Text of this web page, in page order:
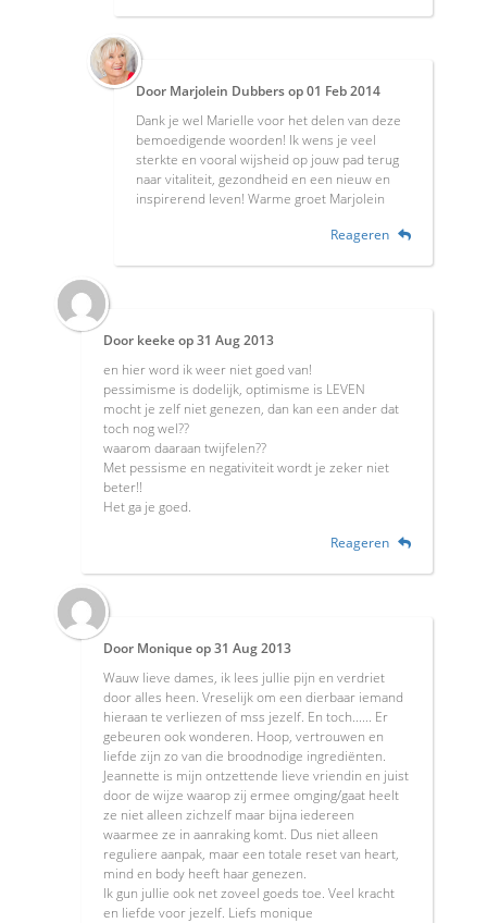
Door Marjolein Dubbersop01 Feb 2014
Dank je wel Marielle voor het delen van deze
bemoedigende woorden! Ik wens je veel
sterkte en vooral wijsheid op jouw pad terug
naar vitaliteit, gezondheid en een nieuw en
inspirerend leven! Warme groet Marjolein
Reageren
Door keekeop31 Aug 2013
en hier word ik weer niet goed van!
pessimisme is dodelijk, optimisme is LEVEN
mocht je zelf niet genezen, dan kan een ander dat
toch nog wel??
waarom daaraan twijfelen??
Met pessisme en negativiteit wordt je zeker niet
beter!!
Het ga je goed.
Reageren
Door Moniqueop31 Aug 2013
Wauw lieve dames, ik lees jullie pijn en verdriet
door alles heen. Vreselijk om een dierbaar iemand
hieraan te verliezen of mss jezelf. En toch...... Er
gebeuren ook wonderen. Hoop, vertrouwen en
liefde zijn zo van die broodnodige ingrediënten.
Jeannette is mijn ontzettende lieve vriendin en juist
door de wijze waarop zij ermee omging/gaat heelt
ze niet alleen zichzelf maar bijna iedereen
waarmee ze in aanraking komt. Dus niet alleen
reguliere aanpak, maar een totale reset van heart,
mind en body heeft haar genezen.
Ik gun jullie ook net zoveel goeds toe. Veel kracht
en liefde voor jezelf. Liefs monique